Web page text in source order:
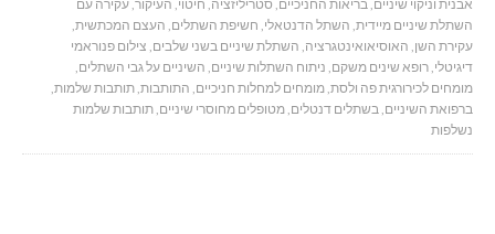
אבנית וניקוי שיניים,בריאות החניכיים, סטריליזציה, חיטוי, העיקור,עקירה עם
השתלת שיניים מיידית, השתל הדנטאלי, חשיפת השתלים, העצם המכתשית,
עקירת השן, האוסיאואינטגרציה, השתלת שיניים בשני שלבים, צילום פנוראמי
דיגיטלי,רופא שינים משקם, ניתוח השתלות שיניים, השיניים על גבי השתלים,
מומחים לכירורגית פה ולסת,מומחים למחלות חניכיים, התותבות,תותבות שלמות,
ברפואת השיניים,בשתלים דנטלים,מטופלים מחוסרי שיניים,תותבות שלמות
נשלפות